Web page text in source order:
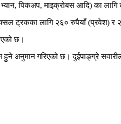
पिकअप, माइक्रोबस आदि) का लागि
ट्रकका लागि २६० रुपैयाँ (प्रवेश)
छ।
अनुमान गरिएको छ। दुईपाङ्ग्रे